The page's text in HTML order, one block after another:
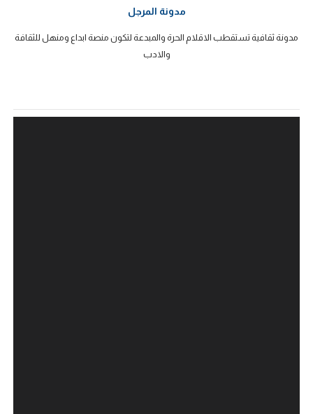
مدونة المرجل
مدونة ثقافية تستقطب الاقلام الحرة والمبدعة لتكون منصة ابداع ومنهل للثقافة
والادب